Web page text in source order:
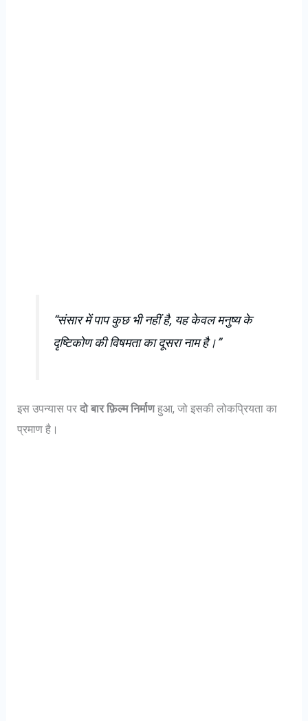
“संसार में पाप कुछ भी नहीं है, यह केवल मनुष्य के
दृष्टिकोण की विषमता का दूसरा नाम है।”
इस उपन्यास परदो बार फ़िल्म निर्माणहुआ, जो इसकी लोकप्रियता का
प्रमाण है।